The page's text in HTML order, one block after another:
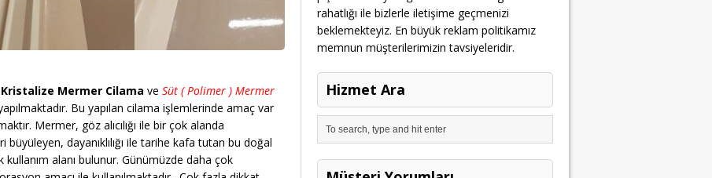
Kristalize Mermer Cilama ve Süt ( Polimer ) Mermer
Bu yapılan cilama işlemlerinde amaç var
Mermer, göz alıcılığı ile bir çok alanda
dayanıklılığı ile tarihe kafa tutan bu doğal
alanı bulunur. Günümüzde daha çok
rahatlığı ile bizlerle iletişime geçmenizi
beklemekteyiz. En büyük reklam politikamız
memnun müşterilerimizin tavsiyeleridir.
Hizmet Ara